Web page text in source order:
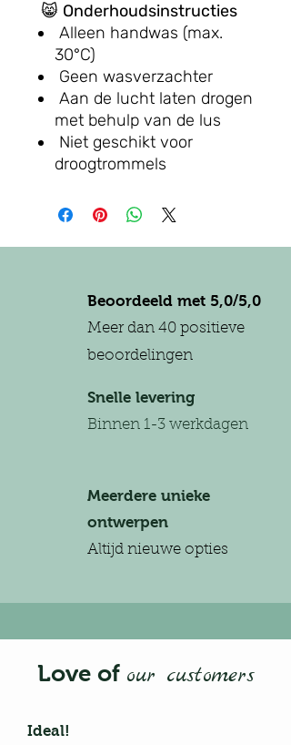
😸 Onderhoudsinstructies
Alleen handwas (max.
30°C)
Geen wasverzachter
Aan de lucht laten drogen
met behulp van de lus
Niet geschikt voor
droogtrommels
Beoordeeld met 5,0/5,0
Meer dan 40 positieve
beoordelingen
Snelle levering
Binnen 1-3 werkdagen
Meerdere unieke
ontwerpen
Altijd nieuwe opties
Love of our customers
Ideal!